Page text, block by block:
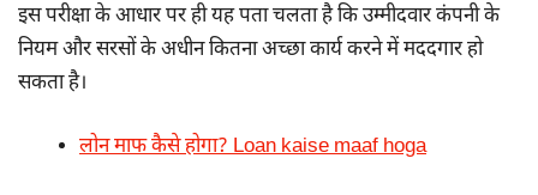
इस परीक्षा के आधार पर ही यह पता चलता है कि उम्मीदवार कंपनी के
नियम और सरसों के अधीन कितना अच्छा कार्य करने में मददगार हो
सकता है।
लोन माफ कैसे होगा? Loan kaise maaf hoga